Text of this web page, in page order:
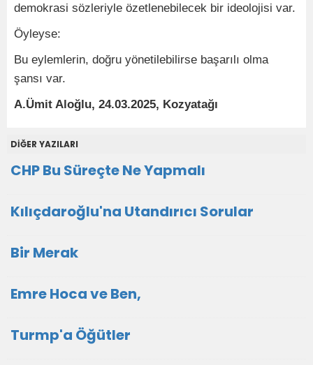
demokrasi sözleriyle özetlenebilecek bir ideolojisi var.
Öyleyse:
Bu eylemlerin, doğru yönetilebilirse başarılı olma
şansı var.
A.Ümit Aloğlu, 24.03.2025, Kozyatağı
DİĞER YAZILARI
CHP Bu Süreçte Ne Yapmalı
Kılıçdaroğlu'na Utandırıcı Sorular
Bir Merak
Emre Hoca ve Ben,
Turmp'a Öğütler